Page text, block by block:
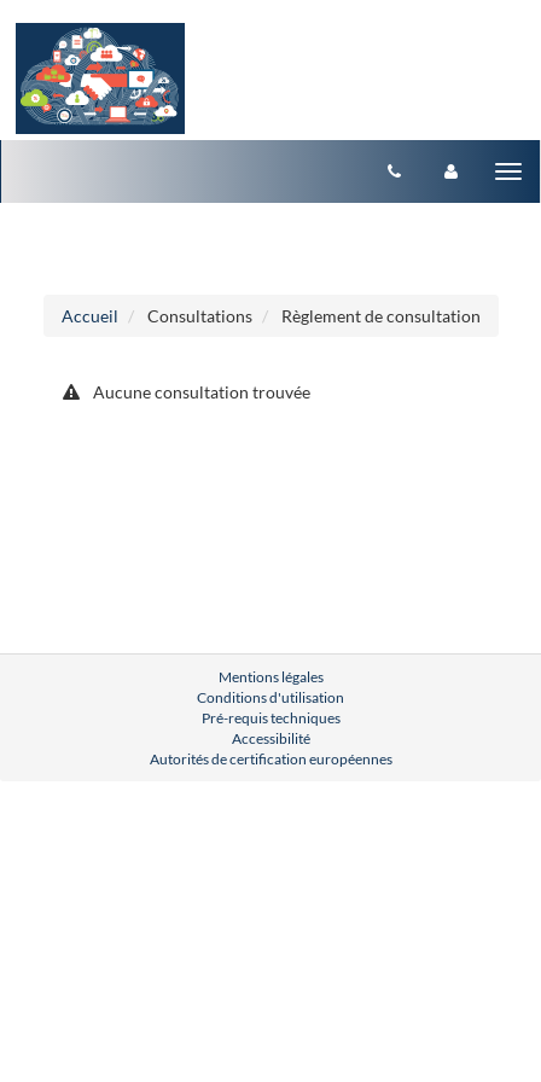
Accueil Consultations Règlement de consultation
Aucune consultation trouvée
Mentions légales
Conditions d'utilisation
Pré-requis techniques
Accessibilité
Autorités de certification européennes